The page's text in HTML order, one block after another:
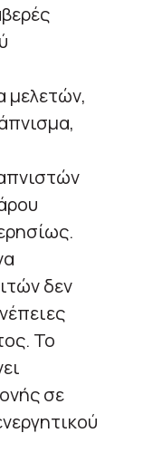
μελετών,
δεν
Το
σε